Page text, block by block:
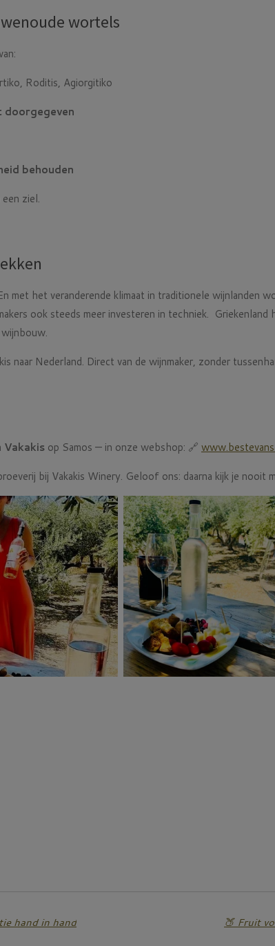
wortels
Roditis, Agiorgitiko
doorgegeven
behouden
ziel.
met het veranderende klimaat in traditionele wijnlanden
ook steeds meer investeren in techniek.
naar Nederland. Direct van de wijnmaker, zonder
Vakakis op Samos — in onze webshop: 🔗
bij Vakakis Winery. Geloof ons: daarna kijk je nooit
hand in hand 🍑 Fruit